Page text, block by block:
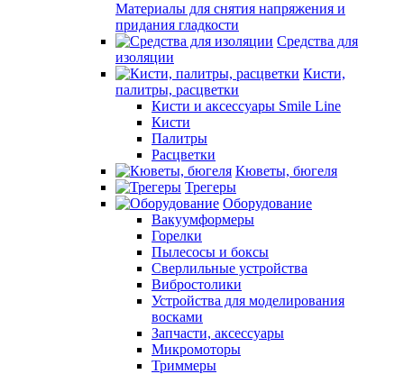
Материалы для снятия напряжения и
придания гладкости
Средства для
изоляции
Кисти,
палитры, расцветки
Кисти и аксессуары Smile Line
Кисти
Палитры
Расцветки
Кюветы, бюгеля
Трегеры
Оборудование
Вакуумформеры
Горелки
Пылесосы и боксы
Сверлильные устройства
Вибростолики
Устройства для моделирования
восками
Запчасти, аксессуары
Микромоторы
Триммеры